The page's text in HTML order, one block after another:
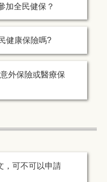
加全民健保？
健康保險嗎?
外保險或醫療保
，可不可以申請